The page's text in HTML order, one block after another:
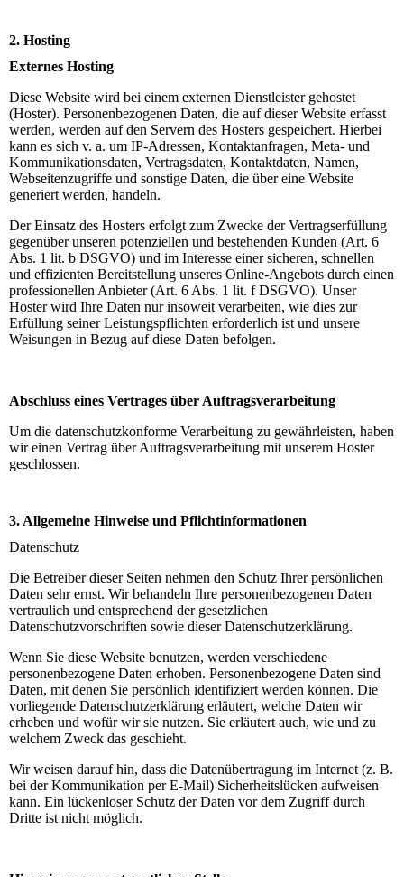
2. Hosting
Externes Hosting
Diese Website wird bei einem externen Dienstleister gehostet
(Hoster). Personenbezogenen Daten, die auf dieser Website erfasst
werden, werden auf den Servern des Hosters gespeichert. Hierbei
kann es sich v. a. um IP-Adressen, Kontaktanfragen, Meta- und
Kommunikationsdaten, Vertragsdaten, Kontaktdaten, Namen,
Webseitenzugriffe und sonstige Daten, die über eine Website
generiert werden, handeln.
Der Einsatz des Hosters erfolgt zum Zwecke der Vertragserfüllung
gegenüber unseren potenziellen und bestehenden Kunden (Art. 6
Abs. 1 lit. b DSGVO) und im Interesse einer sicheren, schnellen
und effizienten Bereitstellung unseres Online-Angebots durch einen
professionellen Anbieter (Art. 6 Abs. 1 lit. f DSGVO). Unser
Hoster wird Ihre Daten nur insoweit verarbeiten, wie dies zur
Erfüllung seiner Leistungspflichten erforderlich ist und unsere
Weisungen in Bezug auf diese Daten befolgen.
Abschluss eines Vertrages über Auftragsverarbeitung
Um die datenschutzkonforme Verarbeitung zu gewährleisten, haben
wir einen Vertrag über Auftragsverarbeitung mit unserem Hoster
geschlossen.
3. Allgemeine Hinweise und Pflichtinformationen
Datenschutz
Die Betreiber dieser Seiten nehmen den Schutz Ihrer persönlichen
Daten sehr ernst. Wir behandeln Ihre personenbezogenen Daten
vertraulich und entsprechend der gesetzlichen
Datenschutzvorschriften sowie dieser Datenschutzerklärung.
Wenn Sie diese Website benutzen, werden verschiedene
personenbezogene Daten erhoben. Personenbezogene Daten sind
Daten, mit denen Sie persönlich identifiziert werden können. Die
vorliegende Datenschutzerklärung erläutert, welche Daten wir
erheben und wofür wir sie nutzen. Sie erläutert auch, wie und zu
welchem Zweck das geschieht.
Wir weisen darauf hin, dass die Datenübertragung im Internet (z. B.
bei der Kommunikation per E-Mail) Sicherheitslücken aufweisen
kann. Ein lückenloser Schutz der Daten vor dem Zugriff durch
Dritte ist nicht möglich.